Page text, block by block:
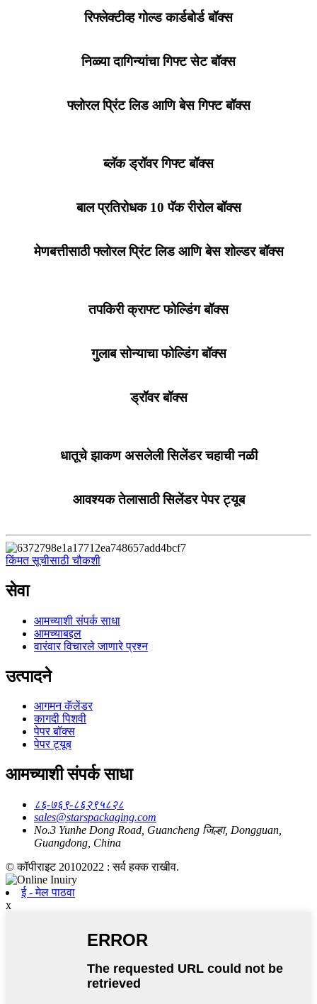
रिफ्लेक्टीव्ह गोल्ड कार्डबोर्ड बॉक्स
निळ्या दागिन्यांचा गिफ्ट सेट बॉक्स
फ्लोरल प्रिंट लिड आणि बेस गिफ्ट बॉक्स
ब्लॅक ड्रॉवर गिफ्ट बॉक्स
बाल प्रतिरोधक 10 पॅक रीरोल बॉक्स
मेणबत्तीसाठी फ्लोरल प्रिंट लिड आणि बेस शोल्डर बॉक्स
तपकिरी क्राफ्ट फोल्डिंग बॉक्स
गुलाब सोन्याचा फोल्डिंग बॉक्स
ड्रॉवर बॉक्स
धातूचे झाकण असलेली सिलेंडर चहाची नळी
आवश्यक तेलासाठी सिलेंडर पेपर ट्यूब
किंमत सूचीसाठी चौकशी
सेवा
आमच्याशी संपर्क साधा
आमच्याबद्दल
वारंवार विचारले जाणारे प्रश्न
उत्पादने
आगमन कॅलेंडर
कागदी पिशवी
पेपर बॉक्स
पेपर ट्यूब
आमच्याशी संपर्क साधा
८६-७६९-८६२९५८२८
sales@starspackaging.com
No.3 Yunhe Dong Road, Guancheng जिल्हा, Dongguan,
Guangdong, China
© कॉपीराइट 20102022 : सर्व हक्क राखीव.
ई - मेल पाठवा
x